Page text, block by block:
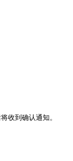
收到确认通知。